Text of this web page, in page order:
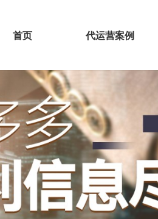
首页 代运营案例